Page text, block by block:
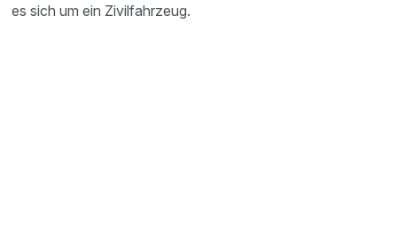
es sich um ein Zivilfahrzeug.